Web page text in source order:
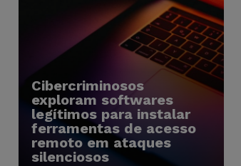
Cibercriminosos
exploram softwares
legítimos para instalar
ferramentas de acesso
remoto em ataques
silenciosos